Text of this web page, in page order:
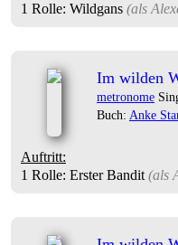
1 Rolle: Wildgans (als
Im wilden
metronome
Buch: Anke
Auftritt:
1 Rolle: Erster Bandit (als